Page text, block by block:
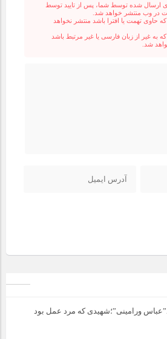
ارسال شده توسط شما، پس از تایید توسط
در وب منتشر خواهد شد.
که حاوی تهمت یا افترا باشد منتشر نخواهد
که به غیر از زبان فارسی یا غیر مرتبط باشد
شد.
ورامینی”؛شهیدی که مرد عمل بود